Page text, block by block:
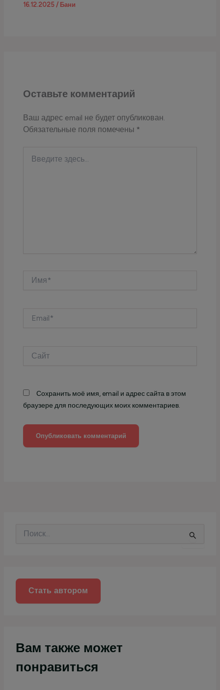
16.12.2025 / Бани
Оставьте комментарий
Ваш адрес email не будет опубликован.
Обязательные поля помечены *
здесь...
Сохранить моё имя, email и адрес сайта в этом
браузере для последующих моих комментариев.
Стать автором
Вам также может
понравиться